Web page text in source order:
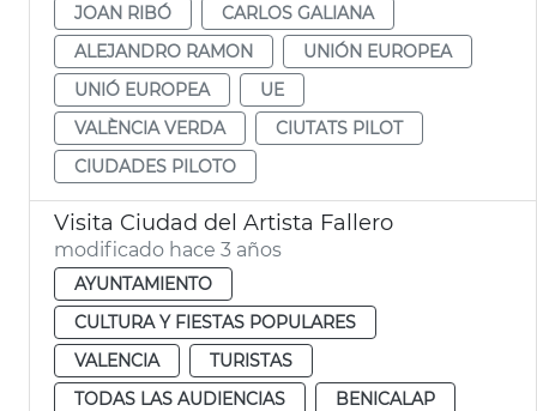
JOAN RIBÓ
CARLOS GALIANA
ALEJANDRO RAMON
UNIÓN EUROPEA
UNIÓ EUROPEA
UE
VALÈNCIA VERDA
CIUTATS PILOT
CIUDADES PILOTO
Visita Ciudad del Artista Fallero
modificado hace 3 años
AYUNTAMIENTO
CULTURA Y FIESTAS POPULARES
VALENCIA
TURISTAS
TODAS LAS AUDIENCIAS
BENICALAP